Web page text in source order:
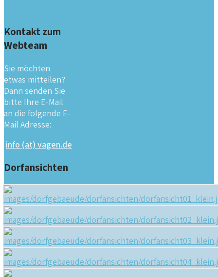
Kontakt zum
Webteam
Sie möchten
etwas mitteilen?
Dann senden Sie
bitte Ihre E-Mail
an die folgende E-
Mail Adresse:
info (at) vagen.de
Dorfansichten